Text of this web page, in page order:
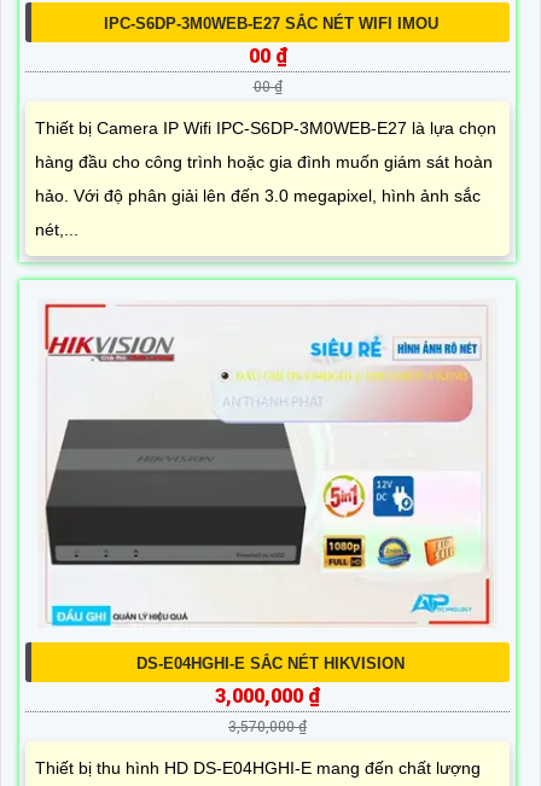
IPC-S6DP-3M0WEB-E27 SẮC NÉT WIFI IMOU
00 ₫
00 ₫
Thiết bị Camera IP Wifi IPC-S6DP-3M0WEB-E27 là lựa chọn
hàng đầu cho công trình hoặc gia đình muốn giám sát hoàn
hảo. Với độ phân giải lên đến 3.0 megapixel, hình ảnh sắc
nét,...
DS-E04HGHI-E SẮC NÉT HIKVISION
3,000,000 ₫
3,570,000 ₫
Thiết bị thu hình HD DS-E04HGHI-E mang đến chất lượng